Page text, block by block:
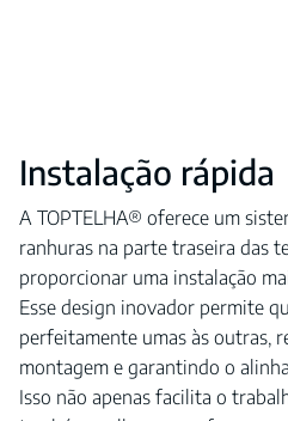
Instalação rápida
A TOPTELHA® oferece um
ranhuras na parte traseira das
proporcionar uma instalação
Esse design inovador permite
perfeitamente umas às outras,
montagem e garantindo o
Isso não apenas facilita o